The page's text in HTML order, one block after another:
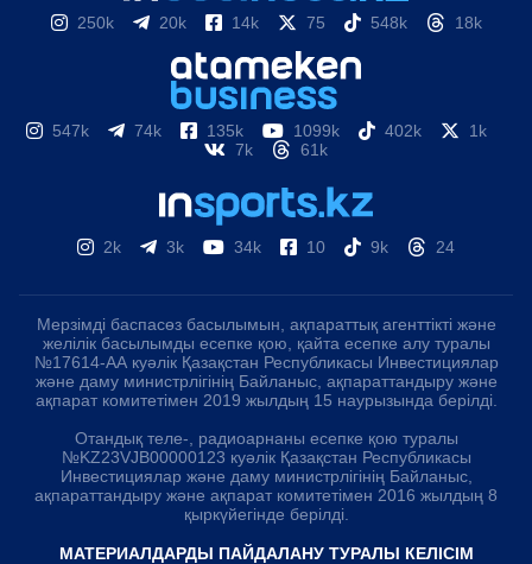
250k 20k 14k 75 548k 18k
547k 74k 135k 1099k 402k
1k
7k
61k
2k 3k 34k 10 9k 24
Мерзімді баспасөз басылымын, ақпараттық агенттікті және
желілік басылымды есепке қою, қайта есепке алу туралы
№17614-АА куәлік Қазақстан Республикасы Инвестициялар
және даму министрлігінің Байланыс, ақпараттандыру және
ақпарат комитетімен 2019 жылдың 15 наурызында берілді.
Отандық теле-, радиоарнаны есепке қою туралы
№KZ23VJB00000123 куәлік Қазақстан Республикасы
Инвестициялар және даму министрлігінің Байланыс,
ақпараттандыру және ақпарат комитетімен 2016 жылдың 8
қыркүйегінде берілді.
МАТЕРИАЛДАРДЫ ПАЙДАЛАНУ ТУРАЛЫ КЕЛІСІМ